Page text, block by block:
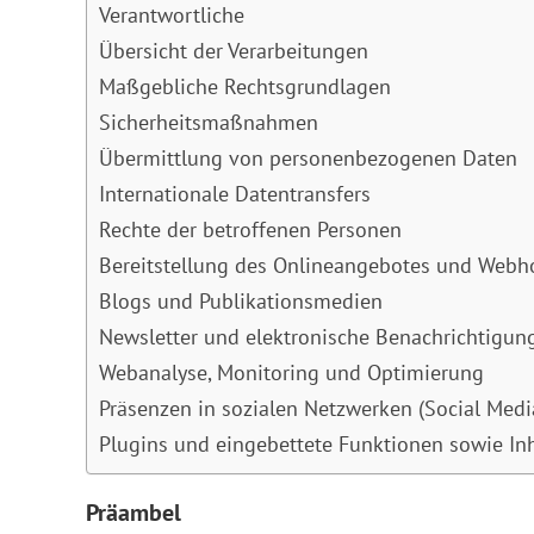
Verantwortliche
Übersicht der Verarbeitungen
Maßgebliche Rechtsgrundlagen
Sicherheitsmaßnahmen
Übermittlung von personenbezogenen Daten
Internationale Datentransfers
Rechte der betroffenen Personen
Bereitstellung des Onlineangebotes und
Blogs und Publikationsmedien
Newsletter und elektronische
Webanalyse, Monitoring und Optimierung
Präsenzen in sozialen Netzwerken (Social
Plugins und eingebettete Funktionen sowie
Präambel